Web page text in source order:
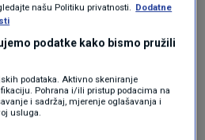
Odgovor
prije 8 mjeseci
bi drugo mogao reći kad
po nogometnim
inozemnim
našu Politiku privatnosti.
Dodatne
podatke kako bismo pružili
podataka. Aktivno skeniranje
Pohrana i/ili pristup podacima na
i sadržaj, mjerenje oglašavanja i
usluga.